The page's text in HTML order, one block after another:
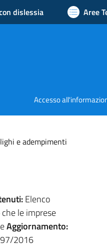
dislessia Aree
Accesso
e adempimenti
Elenco
le imprese
Aggiornamento:
97/2016